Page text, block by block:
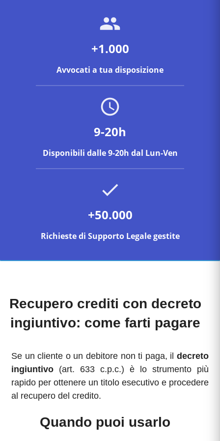
+1.000
Avvocati a tua disposizione
9-20h
Disponibili dalle 9-20h dal Lun-Ven
+50.000
Richieste di Supporto Legale gestite
Recupero crediti con decreto
ingiuntivo: come farti pagare
Se un cliente o un debitore non ti paga, il decreto
ingiuntivo (art. 633 c.p.c.) è lo strumento più
rapido per ottenere un titolo esecutivo e procedere
al recupero del credito.
Quando puoi usarlo